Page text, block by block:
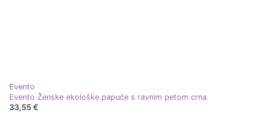
Evento
Evento Ženske ekološke papuče s ravnim petom crna
33,55 €